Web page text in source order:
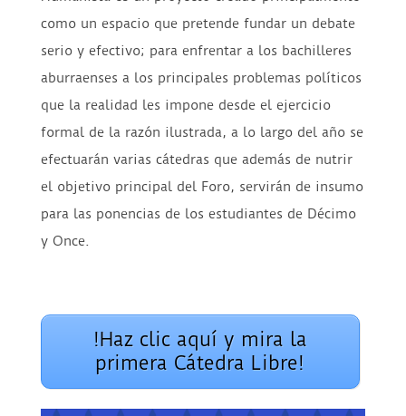
como un espacio que pretende fundar un debate
serio y efectivo; para enfrentar a los bachilleres
aburraenses a los principales problemas políticos
que la realidad les impone desde el ejercicio
formal de la razón ilustrada, a lo largo del año se
efectuarán varias cátedras que además de nutrir
el objetivo principal del Foro, servirán de insumo
para las ponencias de los estudiantes de Décimo
y Once.
!Haz clic aquí y mira la
primera Cátedra Libre!